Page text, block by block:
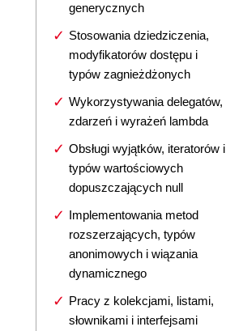
generycznych
Stosowania dziedziczenia,
modyfikatorów dostępu i
typów zagnieżdżonych
Wykorzystywania delegatów,
zdarzeń i wyrażeń lambda
Obsługi wyjątków, iteratorów i
typów wartościowych
dopuszczających null
Implementowania metod
rozszerzających, typów
anonimowych i wiązania
dynamicznego
Pracy z kolekcjami, listami,
słownikami i interfejsami